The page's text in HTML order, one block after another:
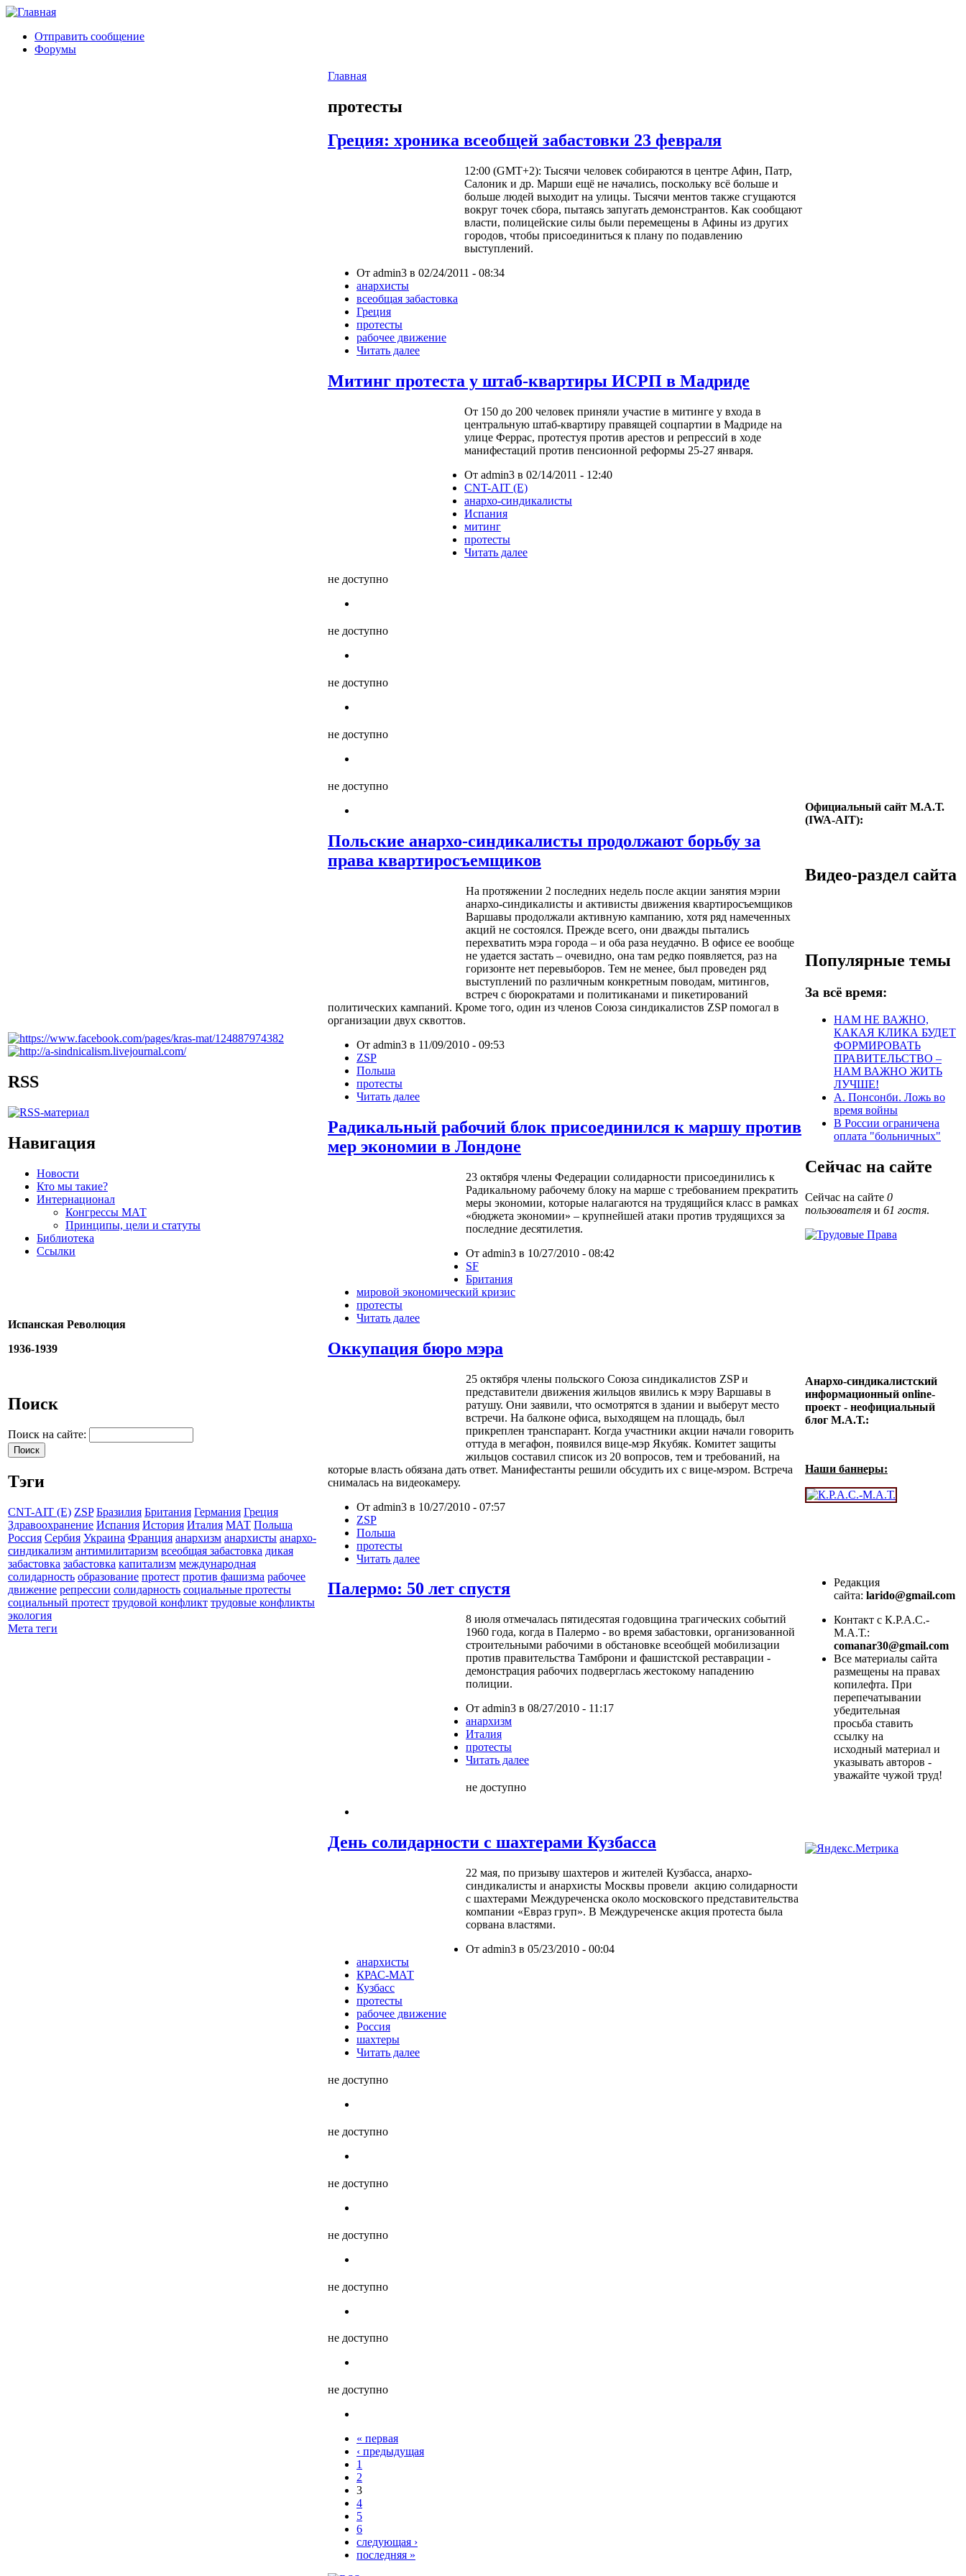
Отправить сообщение
Форумы
RSS
Навигация
Новости
Кто мы такие?
Интернационал
Конгрессы МАТ
Принципы, цели и статуты
Библиотека
Ссылки
Испанская Революция
1936-1939
Поиск
Поиск на сайте:
Тэги
CNT-AIT (E) ZSP Бразилия Британия Германия Греция
Здравоохранение Испания История Италия МАТ Польша
Россия Сербия Украина Франция анархизм анархисты анархо-
синдикализм антимилитаризм всеобщая забастовка дикая
забастовка забастовка капитализм международная
солидарность образование протест против фашизма рабочее
движение репрессии солидарность социальные протесты
социальный протест трудовой конфликт трудовые конфликты
экология
Мета теги
Главная
протесты
Греция: хроника всеобщей забастовки 23 февраля
12:00 (GMT+2): Тысячи человек собираются в центре Афин, Патр,
Салоник и др. Марши ещё не начались, поскольку всё больше и
больше людей выходит на улицы. Тысячи ментов также сгущаются
вокруг точек сбора, пытаясь запугать демонстрантов. Как сообщают
власти, полицейские силы были перемещены в Афины из других
городов, чтобы присоединиться к плану по подавлению
выступлений.
От admin3 в 02/24/2011 - 08:34
анархисты
всеобщая забастовка
Греция
протесты
рабочее движение
Читать далее
Митинг протеста у штаб-квартиры ИСРП в Мадриде
От 150 до 200 человек приняли участие в митинге у входа в
центральную штаб-квартиру правящей соцпартии в Мадриде на
улице Феррас, протестуя против арестов и репрессий в ходе
манифестаций против пенсионной реформы 25-27 января.
От admin3 в 02/14/2011 - 12:40
CNT-AIT (E)
анархо-синдикалисты
Испания
митинг
протесты
Читать далее
не доступно
не доступно
не доступно
не доступно
не доступно
Польские анархо-синдикалисты продолжают борьбу за
права квартиросъемщиков
На протяжении 2 последних недель после акции занятия мэрии
анархо-синдикалисты и активисты движения квартиросъемщиков
Варшавы продолжали активную кампанию, хотя ряд намеченных
акций не состоялся. Прежде всего, они дважды пытались
перехватить мэра города – и оба раза неудачно. В офисе ее вообще
не удается застать – очевидно, она там редко появляется, раз на
горизонте нет перевыборов. Тем не менее, был проведен ряд
выступлений по различным конкретным поводам, митингов,
встреч с бюрократами и политиканами и пикетирований
политических кампаний. Кроме того, один из членов Союза синдикалистов ZSP помогал в
организации двух сквоттов.
От admin3 в 11/09/2010 - 09:53
ZSP
Польша
протесты
Читать далее
Радикальный рабочий блок присоединился к маршу против
мер экономии в Лондоне
23 октября члены Федерации солидарности присоединились к
Радикальному рабочему блоку на марше с требованием прекратить
меры экономии, которые налагаются на трудящийся класс в рамках
«бюджета экономии» – крупнейшей атаки против трудящихся за
последние десятилетия.
От admin3 в 10/27/2010 - 08:42
SF
Британия
мировой экономический кризис
протесты
Читать далее
Оккупация бюро мэра
25 октября члены польского Союза синдикалистов ZSP и
представители движения жильцов явились к мэру Варшавы в
ратушу. Они заявили, что осмотрятся в здании и выберут место
встречи. На балконе офиса, выходящем на площадь, был
прикреплен транcпарант. Когда участники акции начали говорить
оттуда в мегафон, появился вице-мэр Якубяк. Комитет защиты
жильцов составил список из 20 вопросов, тем и требований, на
которые власть обязана дать ответ. Манифестанты решили обсудить их с вице-мэром. Встреча
снималась на видеокамеру.
От admin3 в 10/27/2010 - 07:57
ZSP
Польша
протесты
Читать далее
Палермо: 50 лет спустя
8 июля отмечалась пятидесятая годовщина трагических событий
1960 года, когда в Палермо - во время забастовки, организованной
строительными рабочими в обстановке всеобщей мобилизации
против правительства Тамброни и фашистской реставрации -
демонстрация рабочих подверглась жестокому нападению
полиции.
От admin3 в 08/27/2010 - 11:17
анархизм
Италия
протесты
Читать далее
не доступно
День солидарности с шахтерами Кузбасса
22 мая, по призыву шахтеров и жителей Кузбасса, анархо-
синдикалисты и анархисты Москвы провели акцию солидарности
с шахтерами Междуреченска около московского представительства
компании «Евраз груп». В Междуреченске акция протеста была
сорвана властями.
От admin3 в 05/23/2010 - 00:04
анархисты
КРАС-МАТ
Кузбасс
протесты
рабочее движение
Россия
шахтеры
Читать далее
не доступно
не доступно
не доступно
не доступно
не доступно
не доступно
не доступно
« первая
‹ предыдущая
1
2
3
4
5
6
следующая ›
последняя »
Официальный сайт М.А.Т.
(IWA-AIT):
Видео-раздел сайта
Популярные темы
За всё время:
НАМ НЕ ВАЖНО,
КАКАЯ КЛИКА БУДЕТ
ФОРМИРОВАТЬ
ПРАВИТЕЛЬСТВО –
НАМ ВАЖНО ЖИТЬ
ЛУЧШЕ!
А. Понсонби. Ложь во
время войны
В России ограничена
оплата "больничных"
Сейчас на сайте
Сейчас на сайте 0
пользователя и 61 гостя.
Анархо-синдикалистский
информационный online-
проект - неофициальный
блог М.А.Т.:
Наши баннеры:
Редакция
сайта: larido@gmail.com
Контакт с К.Р.А.С.-
М.А.Т.:
comanar30@gmail.com
Все материалы сайта
размещены на правах
копилефта. При
перепечатывании
убедительная
просьба ставить
ссылку на
исходный материал и
указывать авторов -
уважайте чужой труд!